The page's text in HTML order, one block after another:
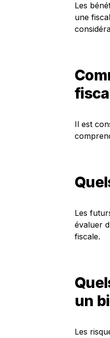
Les
une
Il est
Les
évaluer
fiscale.
un
Les